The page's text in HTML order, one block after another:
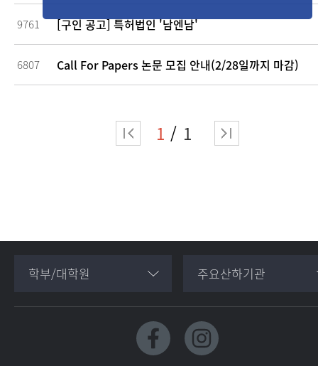
9761 [구인 공고] 특허법인 '남엔남'
6807 Call For Papers 논문 모집 안내(2/28일까지 마감)
1 1
학부/대학원 주요산하기관